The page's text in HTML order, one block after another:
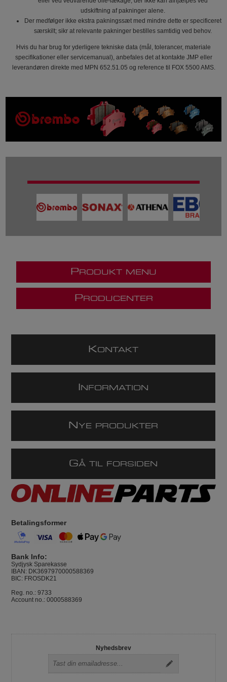
udskiftning af pakninger alene.
Der medfølger ikke ekstra pakningssæt med mindre dette er specificeret
særskilt; sikr at relevante pakninger bestilles samtidig ved behov.
Hvis du har brug for yderligere tekniske data (mål, tolerancer, materiale
specifikationer eller servicemanual), anbefales det at kontakte JMP eller
leverandøren direkte med MPN 652.51.05 og reference til FOX 5500 AMS.
P RODUKT MENU
P RODUCENTER
KONTAKT
NFORMATION
N YE PRODUKTER
GÅ TIL FORSIDEN
Betalingsformer
Bank Info:
Sydjysk Sparekasse
IBAN: DK3697970000588369
BIC: FROSDK21
Reg. no.: 9733
Account no.: 0000588369
Nyhedsbrev